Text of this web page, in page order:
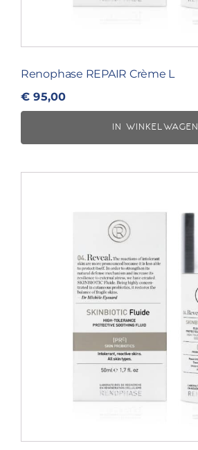
Renophase REPAIR Crème L
€ 95,00
IN WINKELWAGEN